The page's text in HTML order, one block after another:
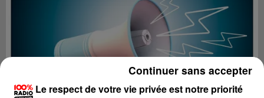
Le respect de votre vie privée est notre priorité
Continuer sans accepter